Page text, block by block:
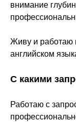
внимание
Живу и работаю
английском
С какими
Работаю с